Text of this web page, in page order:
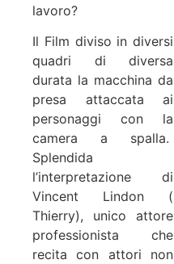
lavoro?
Il Film diviso in diversi
quadri di diversa
durata la macchina da
presa attaccata ai
personaggi con la
camera a spalla.
Splendida
l’interpretazione di
Vincent Lindon (
Thierry), unico attore
professionista che
recita con attori non